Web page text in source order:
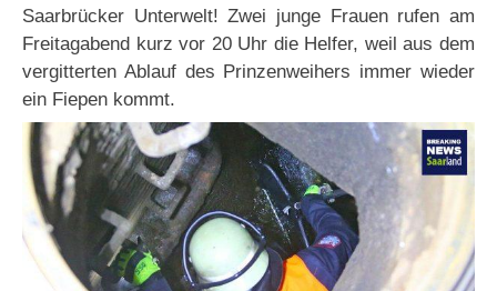
Saarbrücker Unterwelt! Zwei junge Frauen rufen am
Freitagabend kurz vor 20 Uhr die Helfer, weil aus dem
vergitterten Ablauf des Prinzenweihers immer wieder
ein Fiepen kommt.